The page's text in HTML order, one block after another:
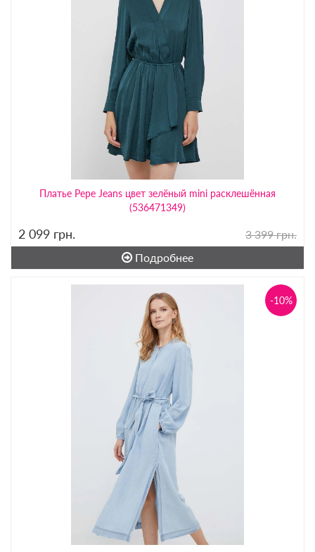
Платье Pepe Jeans цвет зелёный mini расклешённая
(536471349)
2 099 грн.
3 399 грн.
Подробнее
-10%